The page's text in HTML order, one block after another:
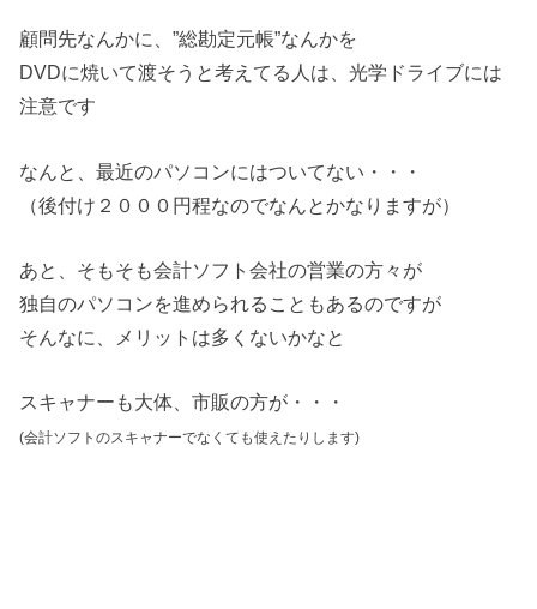
顧問先なんかに、”総勘定元帳”なんかを
DVDに焼いて渡そうと考えてる人は、光学ドライブには
注意です
なんと、最近のパソコンにはついてない・・・
（後付け２０００円程なのでなんとかなりますが）
あと、そもそも会計ソフト会社の営業の方々が
独自のパソコンを進められることもあるのですが
そんなに、メリットは多くないかなと
スキャナーも大体、市販の方が・・・
(会計ソフトのスキャナーでなくても使えたりします)